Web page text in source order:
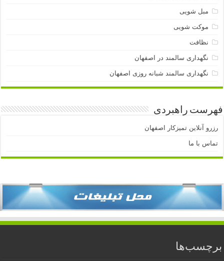
مبل شویی
موکت شویی
نظافت
نگهداری سالمند در اصفهان
نگهداری سالمند شبانه روزی اصفهان
فهرست راهبردی
رزرو آنلاین تمیزکار اصفهان
تماس با ما
برچسب‌ها